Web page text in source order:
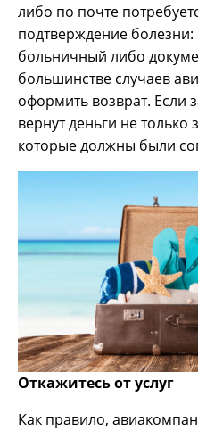
либо по почте
подтверждение болезни:
больничный либо
большинстве случаев
оформить возврат. Если
вернут деньги не только
которые должны были
Откажитесь от услуг
Как правило,